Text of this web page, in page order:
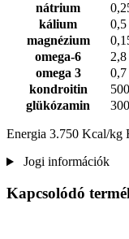
nátrium
kálium
0,5
magnézium
omega-6
omega 3
0,7
kondroitin
glükózamin
Energia 3.750 Kcal/kg
Jogi információk
Kapcsolódó